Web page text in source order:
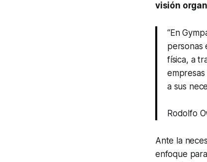
visión
“En
personas
física, a
a sus
Rodolfo
Ante la
enfoque